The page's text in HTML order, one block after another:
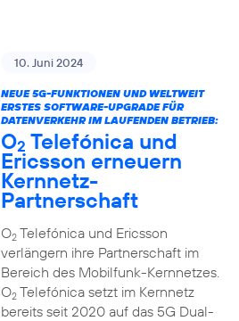
10. Juni 2024
NEUE 5G-FUNKTIONEN UND WELTWEIT
ERSTES SOFTWARE-UPGRADE FÜR
DATENVERKEHR IM LAUFENDEN BETRIEB:
O2 Telefónica und
Ericsson erneuern
Kernnetz-
Partnerschaft
O2Telefónica und Ericsson
verlängern ihre Partnerschaft im
Bereich des Mobilfunk-Kernnetzes.
O2Telefónica setzt im Kernnetz
bereits seit 2020 auf das 5G Dual-